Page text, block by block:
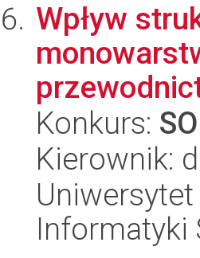
Wpływ
Konkurs:
Kierownik:
Informatyki